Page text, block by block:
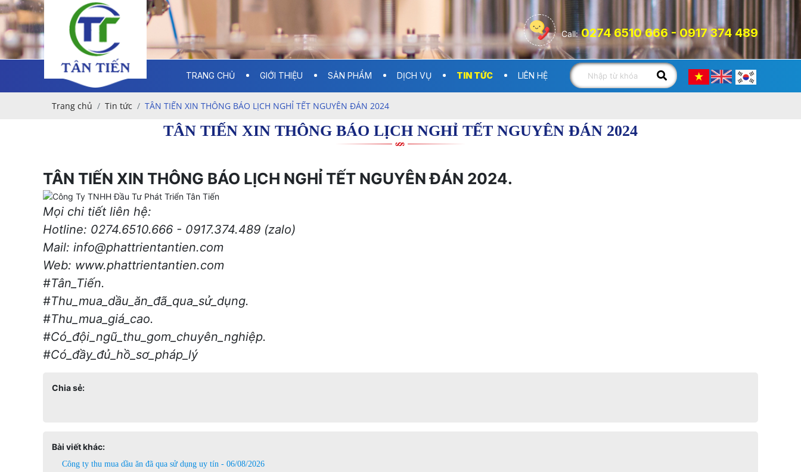
Call: 0274 6510 666 - 0917 374 489
TRANG CHỦ GIỚI THIỆU SẢN PHẨM DỊCH VỤ TIN TỨC LIÊN HỆ
Trang chủ Tin tức TÂN TIẾN XIN THÔNG BÁO LỊCH NGHỈ TẾT NGUYÊN ĐÁN 2024
TÂN TIẾN XIN THÔNG BÁO LỊCH NGHỈ TẾT NGUYÊN ĐÁN 2024
TÂN TIẾN XIN THÔNG BÁO LỊCH NGHỈ TẾT NGUYÊN ĐÁN 2024.
Mọi chi tiết liên hệ:
Hotline: 0274.6510.666 - 0917.374.489 (zalo)
Mail: info@phattrientantien.com
Web: www.phattrientantien.com
#Tân_Tiến.
#Thu_mua_dầu_ăn_đã_qua_sử_dụng.
#Thu_mua_giá_cao.
#Có_đội_ngũ_thu_gom_chuyên_nghiệp.
#Có_đầy_đủ_hồ_sơ_pháp_lý
Chia sẻ:
Bài viết khác:
Công ty thu mua dầu ăn đã qua sử dụng uy tín - 06/08/2026